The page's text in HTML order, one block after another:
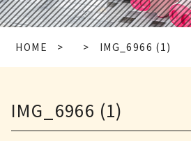
HOME IMG_6966 (1)
IMG_6966 (1)